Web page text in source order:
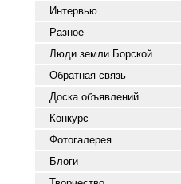
Интервью
Разное
Люди земли Борской
Обратная связь
Доска объявлений
Конкурс
Фотогалерея
Блоги